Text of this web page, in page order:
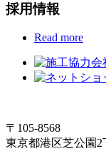
採用情報
Read more
〒105-8568
東京都港区芝公園2